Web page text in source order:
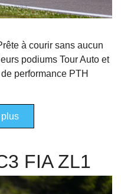
à courir sans aucun
podiums Tour Auto et
performance PTH
FIA ZL1